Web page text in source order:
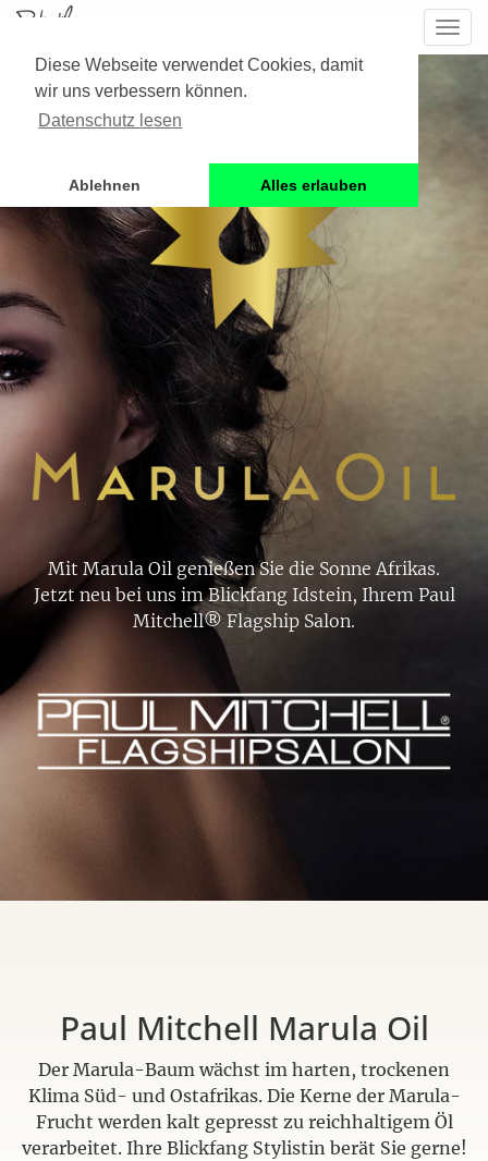
Diese Webseite verwendet Cookies, damit
wir uns verbessern können.
Datenschutz lesen
Ablehnen Alles erlauben
Mit Marula Oil genießen Sie die Sonne Afrikas.
Jetzt neu bei uns im Blickfang Idstein, Ihrem Paul
Mitchell® Flagship Salon.
Paul Mitchell Marula Oil
Der Marula-Baum wächst im harten, trockenen
Klima Süd- und Ostafrikas. Die Kerne der Marula-
Frucht werden kalt gepresst zu reichhaltigem Öl
verarbeitet. Ihre Blickfang Stylistin berät Sie gerne!